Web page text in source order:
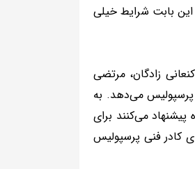
بابت شرایط خیلی
زادگان، مرتضی
پرسپولیس می‌دهد. به
می‌کنند برای
کادر فنی پرسپولیس